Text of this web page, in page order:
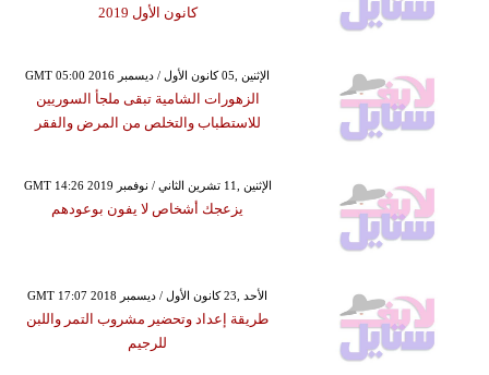
كانون الأول 2019
GMT 05:00 2016 الإثنين ,05 كانون الأول / ديسمبر
الزهورات الشامية تبقى ملجأ السوريين
للاستطباب والتخلص من المرض والفقر
GMT 14:26 2019 الإثنين ,11 تشرين الثاني / نوفمبر
يزعجك أشخاص لا يفون بوعودهم
GMT 17:07 2018 الأحد ,23 كانون الأول / ديسمبر
طريقة إعداد وتحضير مشروب التمر واللبن
للرجيم